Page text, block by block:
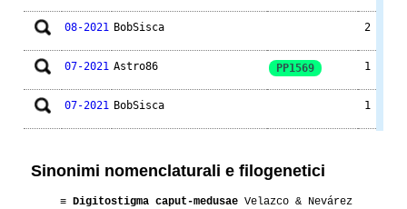
08-2021 BobSisca 2
07-2021 Astro86 PP1569 1
07-2021 BobSisca 1
Sinonimi nomenclaturali e filogenetici
≡ Digitostigma caput-medusae Velazco & Nevárez